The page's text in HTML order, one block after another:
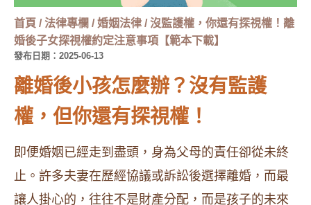
首頁 /法律專欄 /婚姻法律 /沒監護權，你還有探視權！離
婚後子女探視權約定注意事項【範本下載】
發布日期：2025-06-13
離婚後小孩怎麼辦？沒有監護
權，但你還有探視權！
即便婚姻已經走到盡頭，身為父母的責任卻從未終
止。許多夫妻在歷經協議或訴訟後選擇離婚，而最
讓人掛心的，往往不是財產分配，而是孩子的未來